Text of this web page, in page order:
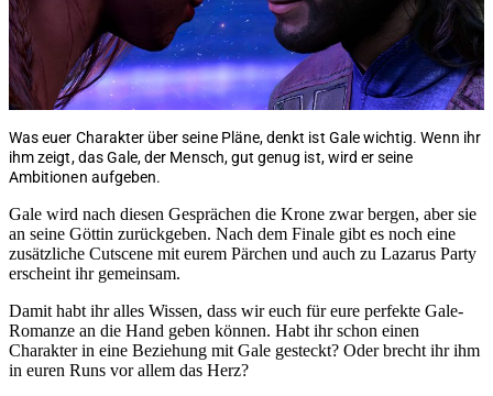
Was euer Charakter über seine Pläne, denkt ist Gale wichtig. Wenn ihr
ihm zeigt, das Gale, der Mensch, gut genug ist, wird er seine
Ambitionen aufgeben.
Gale wird nach diesen Gesprächen die Krone zwar bergen, aber sie
an seine Göttin zurückgeben. Nach dem Finale gibt es noch eine
zusätzliche Cutscene mit eurem Pärchen und auch zu Lazarus Party
erscheint ihr gemeinsam.
Damit habt ihr alles Wissen, dass wir euch für eure perfekte Gale-
Romanze an die Hand geben können. Habt ihr schon einen
Charakter in eine Beziehung mit Gale gesteckt? Oder brecht ihr ihm
in euren Runs vor allem das Herz?